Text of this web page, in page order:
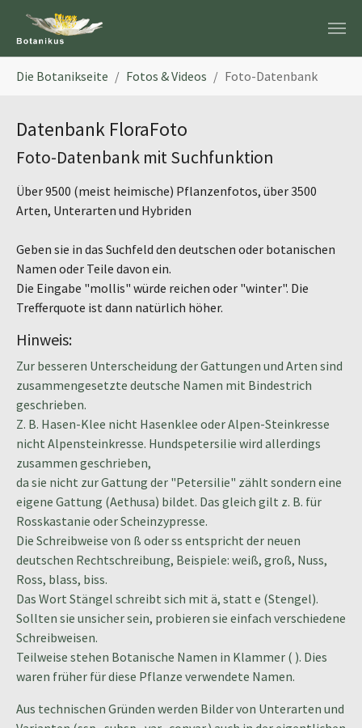
Die Botanikseite Fotos & Videos Foto-Datenbank
Datenbank FloraFoto
Foto-Datenbank mit Suchfunktion
Über 9500 (meist heimische) Pflanzenfotos, über 3500
Arten, Unterarten und Hybriden
Geben sie in das Suchfeld den deutschen oder botanischen
Namen oder Teile davon ein.
Die Eingabe "mollis" würde reichen oder "winter". Die
Trefferquote ist dann natürlich höher.
Hinweis:
Zur besseren Unterscheidung der Gattungen und Arten sind
zusammengesetzte deutsche Namen mit Bindestrich
geschrieben.
Z. B. Hasen-Klee nicht Hasenklee oder Alpen-Steinkresse
nicht Alpensteinkresse. Hundspetersilie wird allerdings
zusammen geschrieben,
da sie nicht zur Gattung der "Petersilie" zählt sondern eine
eigene Gattung (Aethusa) bildet. Das gleich gilt z. B. für
Rosskastanie oder Scheinzypresse.
Die Schreibweise von ß oder ss entspricht der neuen
deutschen Rechtschreibung, Beispiele: weiß, groß, Nuss,
Ross, blass, biss.
Das Wort Stängel schreibt sich mit ä, statt e (Stengel).
Sollten sie unsicher sein, probieren sie einfach verschiedene
Schreibweisen.
Teilweise stehen Botanische Namen in Klammer ( ). Dies
waren früher für diese Pflanze verwendete Namen.
Aus technischen Gründen werden Bilder von Unterarten und